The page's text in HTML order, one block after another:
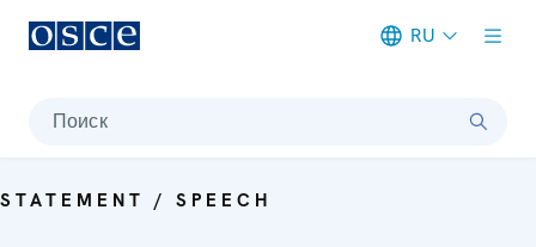
RU
Поиск
STATEMENT / SPEECH